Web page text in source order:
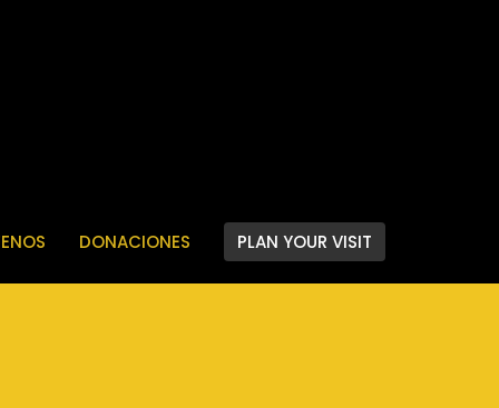
DONACIONES PLAN YOUR VISIT